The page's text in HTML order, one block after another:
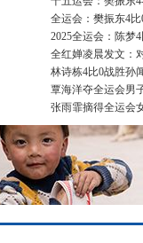
全运会：樊振东4
2025全运会：陈梦
全红婵凌晨发文：
林诗栋4比0战胜孙
覃海洋夺全运会男
张雨霏摘得全运会